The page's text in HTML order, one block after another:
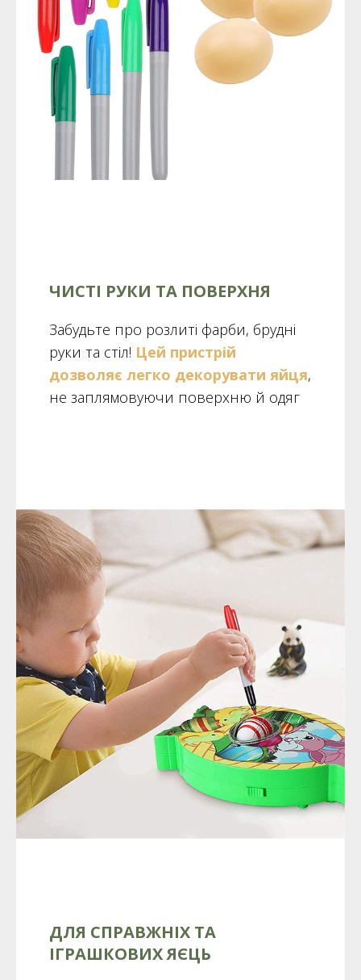
ЧИСТІ РУКИ ТА ПОВЕРХНЯ
Забудьте про розлиті фарби, брудні
руки та стіл! Цей пристрій
дозволяє легко декорувати яйця,
не заплямовуючи поверхню й одяг
ДЛЯ СПРАВЖНІХ ТА
ІГРАШКОВИХ ЯЄЦЬ